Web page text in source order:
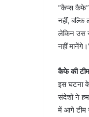
“कैप्स
नहीं, बल्कि
लेकिन उस
नहीं
कैफे की
इस घटना
संदेशों ने
में आगे टीम